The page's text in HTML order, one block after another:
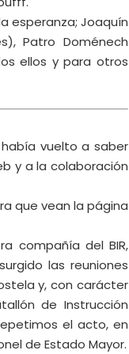
esperanza; Joaquín
Patro Doménech
ellos y para otros
vuelto a saber
y a la colaboración
que vean la página
compañía del BIR,
las reuniones
y, con carácter
de Instrucción
el acto, en
de Estado Mayor.